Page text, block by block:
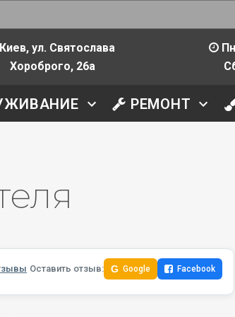
ул. Святослава
Хороброго, 26а
РЕМОНТ
Оставить отзыв: G Google Facebook